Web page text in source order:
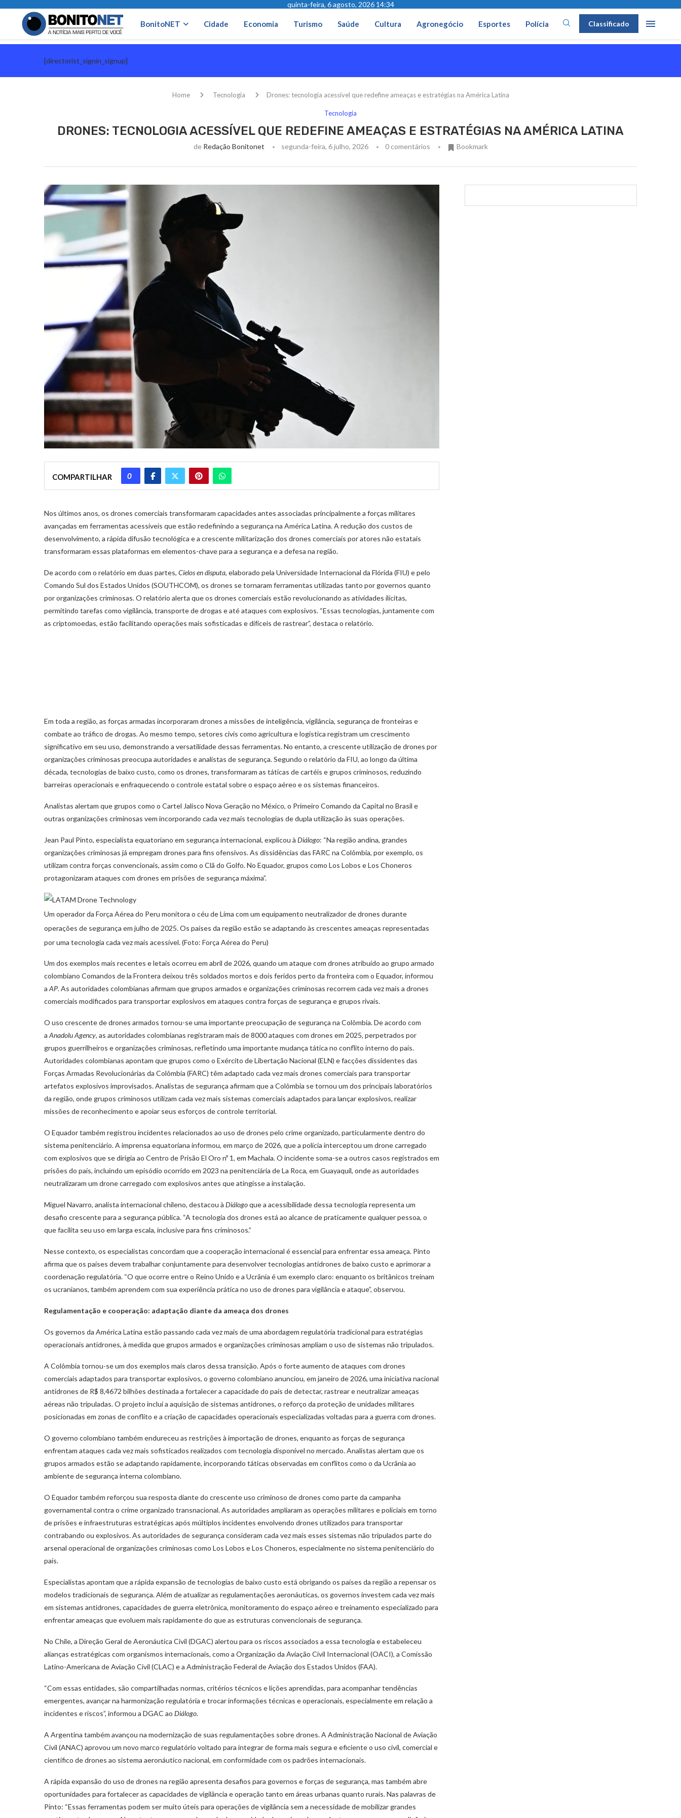
quinta-feira, 6 agosto, 2026 14:34
BonitoNET Cidade Economia Turismo Saúde Cultura Agronegócio Esportes Polícia Classificado
[directorist_signin_signup]
Home Tecnologia Drones: tecnologia acessível que redefine ameaças e estratégias na América Latina
Tecnologia
DRONES: TECNOLOGIA ACESSÍVEL QUE REDEFINE AMEAÇAS E ESTRATÉGIAS NA AMÉRICA LATINA
de Redação Bonitonet segunda-feira, 6 julho, 2026 0 comentários Bookmark
COMPARTILHAR 0
Nos últimos anos, os drones comerciais transformaram capacidades antes associadas principalmente a forças militares
avançadas em ferramentas acessíveis que estão redefinindo a segurança na América Latina. A redução dos custos de
desenvolvimento, a rápida difusão tecnológica e a crescente militarização dos drones comerciais por atores não estatais
transformaram essas plataformas em elementos-chave para a segurança e a defesa na região.
De acordo com o relatório em duas partes, Cielos en disputa, elaborado pela Universidade Internacional da Flórida (FIU) e pelo
Comando Sul dos Estados Unidos (SOUTHCOM), os drones se tornaram ferramentas utilizadas tanto por governos quanto
por organizações criminosas. O relatório alerta que os drones comerciais estão revolucionando as atividades ilícitas,
permitindo tarefas como vigilância, transporte de drogas e até ataques com explosivos. “Essas tecnologias, juntamente com
as criptomoedas, estão facilitando operações mais sofisticadas e difíceis de rastrear”, destaca o relatório.
Em toda a região, as forças armadas incorporaram drones a missões de inteligência, vigilância, segurança de fronteiras e
combate ao tráfico de drogas. Ao mesmo tempo, setores civis como agricultura e logística registram um crescimento
significativo em seu uso, demonstrando a versatilidade dessas ferramentas. No entanto, a crescente utilização de drones por
organizações criminosas preocupa autoridades e analistas de segurança. Segundo o relatório da FIU, ao longo da última
década, tecnologias de baixo custo, como os drones, transformaram as táticas de cartéis e grupos criminosos, reduzindo
barreiras operacionais e enfraquecendo o controle estatal sobre o espaço aéreo e os sistemas financeiros.
Analistas alertam que grupos como o Cartel Jalisco Nova Geração no México, o Primeiro Comando da Capital no Brasil e
outras organizações criminosas vem incorporando cada vez mais tecnologias de dupla utilização às suas operações.
Jean Paul Pinto, especialista equatoriano em segurança internacional, explicou à Diálogo: “Na região andina, grandes
organizações criminosas já empregam drones para fins ofensivos. As dissidências das FARC na Colômbia, por exemplo, os
utilizam contra forças convencionais, assim como o Clã do Golfo. No Equador, grupos como Los Lobos e Los Choneros
protagonizaram ataques com drones em prisões de segurança máxima”.
Um operador da Força Aérea do Peru monitora o céu de Lima com um equipamento neutralizador de drones durante
operações de segurança em julho de 2025. Os países da região estão se adaptando às crescentes ameaças representadas
por uma tecnologia cada vez mais acessível. (Foto: Força Aérea do Peru)
Um dos exemplos mais recentes e letais ocorreu em abril de 2026, quando um ataque com drones atribuído ao grupo armado
colombiano Comandos de la Frontera deixou três soldados mortos e dois feridos perto da fronteira com o Equador, informou
a AP. As autoridades colombianas afirmam que grupos armados e organizações criminosas recorrem cada vez mais a drones
comerciais modificados para transportar explosivos em ataques contra forças de segurança e grupos rivais.
O uso crescente de drones armados tornou-se uma importante preocupação de segurança na Colômbia. De acordo com
a Anadolu Agency, as autoridades colombianas registraram mais de 8000 ataques com drones em 2025, perpetrados por
grupos guerrilheiros e organizações criminosas, refletindo uma importante mudança tática no conflito interno do país.
Autoridades colombianas apontam que grupos como o Exército de Libertação Nacional (ELN) e facções dissidentes das
Forças Armadas Revolucionárias da Colômbia (FARC) têm adaptado cada vez mais drones comerciais para transportar
artefatos explosivos improvisados. Analistas de segurança afirmam que a Colômbia se tornou um dos principais laboratórios
da região, onde grupos criminosos utilizam cada vez mais sistemas comerciais adaptados para lançar explosivos, realizar
missões de reconhecimento e apoiar seus esforços de controle territorial.
O Equador também registrou incidentes relacionados ao uso de drones pelo crime organizado, particularmente dentro do
sistema penitenciário. A imprensa equatoriana informou, em março de 2026, que a polícia interceptou um drone carregado
com explosivos que se dirigia ao Centro de Prisão El Oro nº 1, em Machala. O incidente soma-se a outros casos registrados em
prisões do país, incluindo um episódio ocorrido em 2023 na penitenciária de La Roca, em Guayaquil, onde as autoridades
neutralizaram um drone carregado com explosivos antes que atingisse a instalação.
Miguel Navarro, analista internacional chileno, destacou à Diálogoque a acessibilidade dessa tecnologia representa um
desafio crescente para a segurança pública. “A tecnologia dos drones está ao alcance de praticamente qualquer pessoa, o
que facilita seu uso em larga escala, inclusive para fins criminosos.”
Nesse contexto, os especialistas concordam que a cooperação internacional é essencial para enfrentar essa ameaça. Pinto
afirma que os países devem trabalhar conjuntamente para desenvolver tecnologias antidrones de baixo custo e aprimorar a
coordenação regulatória. “O que ocorre entre o Reino Unido e a Ucrânia é um exemplo claro: enquanto os britânicos treinam
os ucranianos, também aprendem com sua experiência prática no uso de drones para vigilância e ataque”, observou.
Regulamentação e cooperação: adaptação diante da ameaça dos drones
Os governos da América Latina estão passando cada vez mais de uma abordagem regulatória tradicional para estratégias
operacionais antidrones, à medida que grupos armados e organizações criminosas ampliam o uso de sistemas não tripulados.
A Colômbia tornou-se um dos exemplos mais claros dessa transição. Após o forte aumento de ataques com drones
comerciais adaptados para transportar explosivos, o governo colombiano anunciou, em janeiro de 2026, uma iniciativa nacional
antidrones de R$ 8,4672 bilhões destinada a fortalecer a capacidade do país de detectar, rastrear e neutralizar ameaças
aéreas não tripuladas. O projeto inclui a aquisição de sistemas antidrones, o reforço da proteção de unidades militares
posicionadas em zonas de conflito e a criação de capacidades operacionais especializadas voltadas para a guerra com drones.
O governo colombiano também endureceu as restrições à importação de drones, enquanto as forças de segurança
enfrentam ataques cada vez mais sofisticados realizados com tecnologia disponível no mercado. Analistas alertam que os
grupos armados estão se adaptando rapidamente, incorporando táticas observadas em conflitos como o da Ucrânia ao
ambiente de segurança interna colombiano.
O Equador também reforçou sua resposta diante do crescente uso criminoso de drones como parte da campanha
governamental contra o crime organizado transnacional. As autoridades ampliaram as operações militares e policiais em torno
de prisões e infraestruturas estratégicas após múltiplos incidentes envolvendo drones utilizados para transportar
contrabando ou explosivos. As autoridades de segurança consideram cada vez mais esses sistemas não tripulados parte do
arsenal operacional de organizações criminosas como Los Lobos e Los Choneros, especialmente no sistema penitenciário do
país.
Especialistas apontam que a rápida expansão de tecnologias de baixo custo está obrigando os países da região a repensar os
modelos tradicionais de segurança. Além de atualizar as regulamentações aeronáuticas, os governos investem cada vez mais
em sistemas antidrones, capacidades de guerra eletrônica, monitoramento do espaço aéreo e treinamento especializado para
enfrentar ameaças que evoluem mais rapidamente do que as estruturas convencionais de segurança.
No Chile, a Direção Geral de Aeronáutica Civil (DGAC) alertou para os riscos associados a essa tecnologia e estabeleceu
alianças estratégicas com organismos internacionais, como a Organização da Aviação Civil Internacional (OACI), a Comissão
Latino-Americana de Aviação Civil (CLAC) e a Administração Federal de Aviação dos Estados Unidos (FAA).
“Com essas entidades, são compartilhadas normas, critérios técnicos e lições aprendidas, para acompanhar tendências
emergentes, avançar na harmonização regulatória e trocar informações técnicas e operacionais, especialmente em relação a
incidentes e riscos”, informou a DGAC ao Diálogo.
A Argentina também avançou na modernização de suas regulamentações sobre drones. A Administração Nacional de Aviação
Civil (ANAC) aprovou um novo marco regulatório voltado para integrar de forma mais segura e eficiente o uso civil, comercial e
científico de drones ao sistema aeronáutico nacional, em conformidade com os padrões internacionais.
A rápida expansão do uso de drones na região apresenta desafios para governos e forças de segurança, mas também abre
oportunidades para fortalecer as capacidades de vigilância e operação tanto em áreas urbanas quanto rurais. Nas palavras de
Pinto: “Essas ferramentas podem ser muito úteis para operações de vigilância sem a necessidade de mobilizar grandes